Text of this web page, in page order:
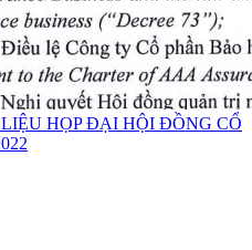
HỌP ĐẠI HỘI ĐỒNG CỔ